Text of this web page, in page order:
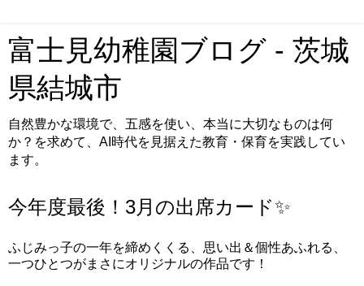
富士見幼稚園ブログ - 茨城
県結城市
自然豊かな環境で、五感を使い、本当に大切なものは何
か？を求めて、AI時代を見据えた教育・保育を実践してい
ます。
今年度最後！3月の出席カード✨
ふじみっ子の一年を締めくくる、思い出＆個性あふれる、
一つひとつがまさにオリジナルの作品です！